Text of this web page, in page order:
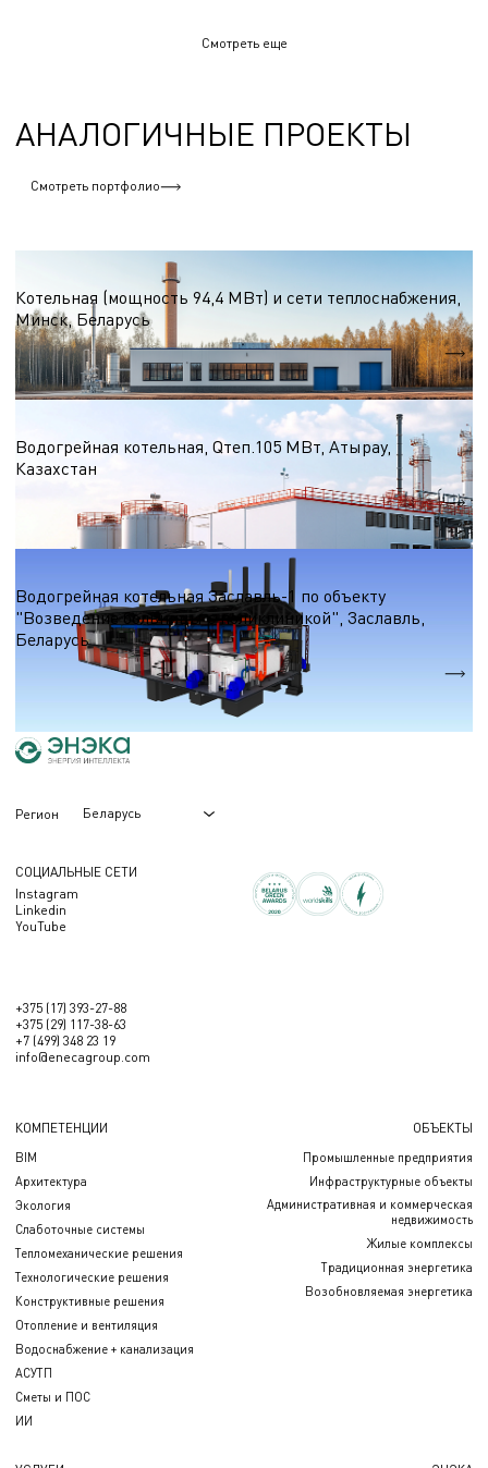
Смотреть еще
АНАЛОГИЧНЫЕ ПРОЕКТЫ
Смотреть портфолио
Котельная (мощность 94,4 МВт) и сети теплоснабжения,
Минск, Беларусь
Qтеп.
94,4 МВт
Водогрейные котельные на природном газе
Водогрейная котельная, Qтеп.105 МВт, Атырау,
Казахстан
Водогрейные котельные на природном газе
Водогрейная котельная Заславль-1 по объекту
"Возведение больницы с поликлиникой", Заславль,
Беларусь
Регион Беларусь
СОЦИАЛЬНЫЕ СЕТИ
Instagram
Linkedin
YouTube
+375 (17) 393-27-88
+375 (29) 117-38-63
+7 (499) 348 23 19
info@enecagroup.com
КОМПЕТЕНЦИИ
BIM
Архитектура
Экология
Слаботочные системы
Тепломеханические решения
Технологические решения
Конструктивные решения
Отопление и вентиляция
Водоснабжение + канализация
АСУТП
Сметы и ПОС
ИИ
ОБЪЕКТЫ
Промышленные предприятия
Инфраструктурные объекты
Административная и коммерческая
недвижимость
Жилые комплексы
Традиционная энергетика
Возобновляемая энергетика